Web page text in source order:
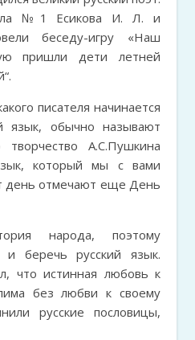
№1 Есикова И. Л. и
беседу-игру «Наш
пришли дети летней
писателя начинается
язык, обычно называют
А.С.Пушкина
который мы с вами
день отмечают еще День
народа, поэтому
и беречь русский язык.
что истинная любовь к
без любви к своему
русские пословицы,